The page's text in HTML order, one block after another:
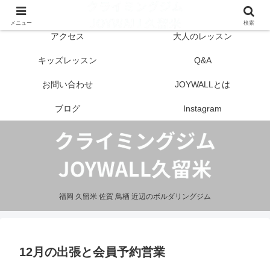
福岡 久留米 佐賀 鳥栖 近辺のボルダリングジム
アクセス 大人のレッスン
キッズレッスン Q&A
お問い合わせ JOYWALLとは
ブログ Instagram
12月の出張と会員予約営業
メニュー 検索